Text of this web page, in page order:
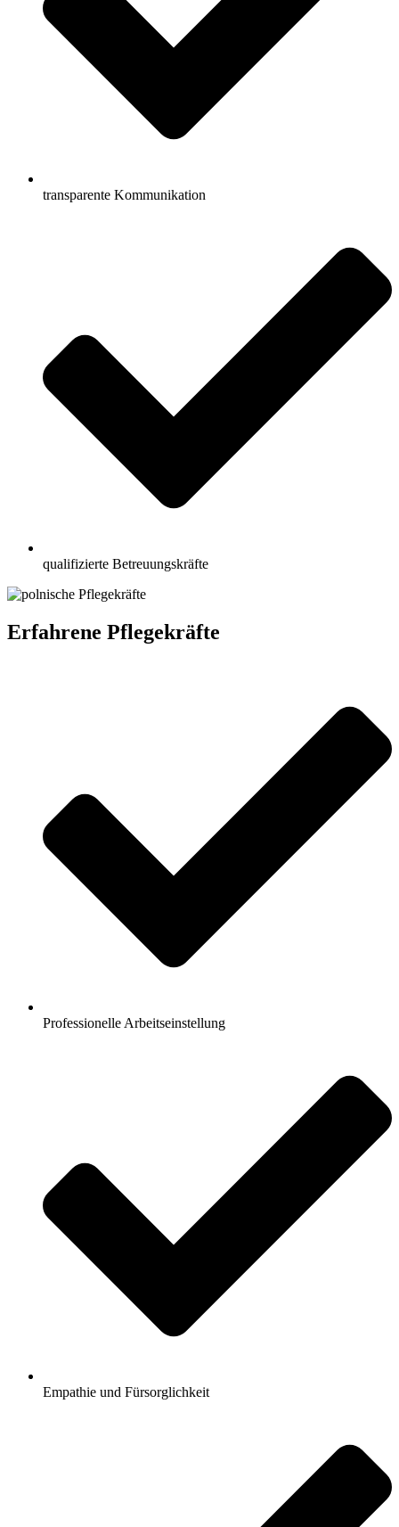
transparente Kommunikation
qualifizierte Betreuungskräfte
Erfahrene Pflegekräfte
Professionelle Arbeitseinstellung
Empathie und Fürsorglichkeit